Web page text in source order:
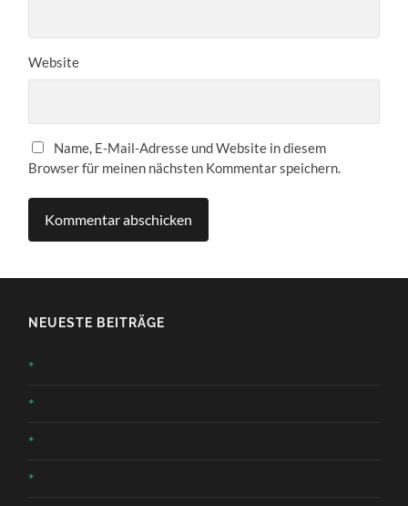
Website
Name, E-Mail-Adresse und Website in diesem
Browser für meinen nächsten Kommentar speichern.
NEUESTE BEITRÄGE
*
*
*
*